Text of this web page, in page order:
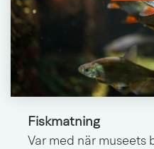
Fiskmatning
Var med när museets